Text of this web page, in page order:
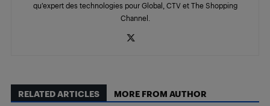
qu’expert des technologies pour Global, CTV et The Shopping
Channel.
RELATED ARTICLES MORE FROM AUTHOR